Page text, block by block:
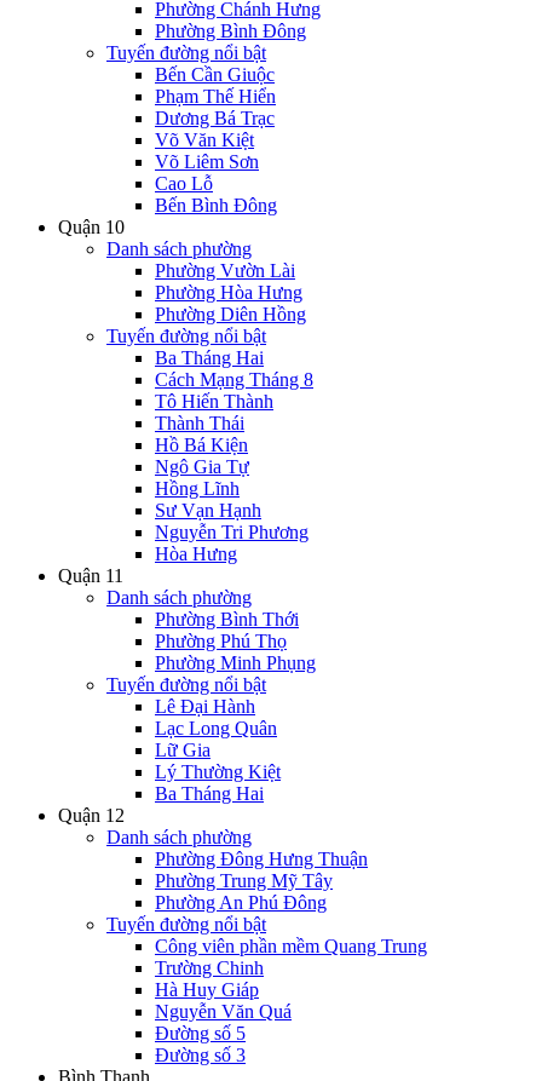
Phường Chánh Hưng
Phường Bình Đông
Tuyến đường nổi bật
Bến Cần Giuộc
Phạm Thế Hiển
Dương Bá Trạc
Võ Văn Kiệt
Võ Liêm Sơn
Cao Lỗ
Bến Bình Đông
Quận 10
Danh sách phường
Phường Vườn Lài
Phường Hòa Hưng
Phường Diên Hồng
Tuyến đường nổi bật
Ba Tháng Hai
Cách Mạng Tháng 8
Tô Hiến Thành
Thành Thái
Hồ Bá Kiện
Ngô Gia Tự
Hồng Lĩnh
Sư Vạn Hạnh
Nguyễn Tri Phương
Hòa Hưng
Quận 11
Danh sách phường
Phường Bình Thới
Phường Phú Thọ
Phường Minh Phụng
Tuyến đường nổi bật
Lê Đại Hành
Lạc Long Quân
Lữ Gia
Lý Thường Kiệt
Ba Tháng Hai
Quận 12
Danh sách phường
Phường Đông Hưng Thuận
Phường Trung Mỹ Tây
Phường An Phú Đông
Tuyến đường nổi bật
Công viên phần mềm Quang Trung
Trường Chinh
Hà Huy Giáp
Nguyễn Văn Quá
Đường số 5
Đường số 3
Bình Thạnh